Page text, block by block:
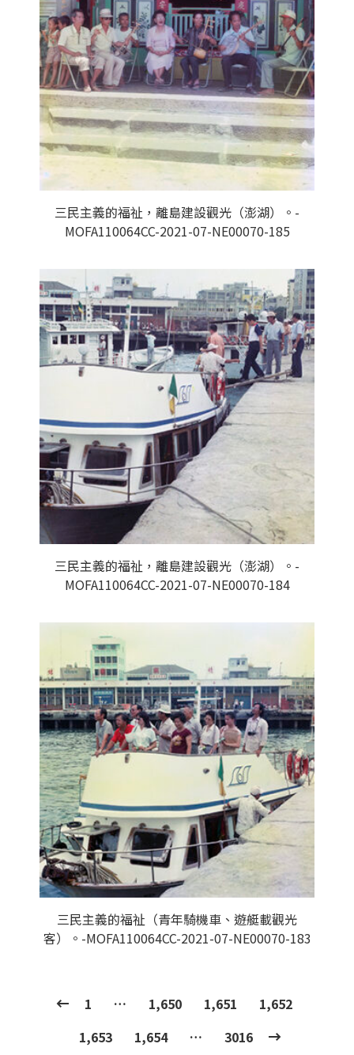
三民主義的福祉，離島建設觀光（澎湖）。-
MOFA110064CC-2021-07-NE00070-185
三民主義的福祉，離島建設觀光（澎湖）。-
MOFA110064CC-2021-07-NE00070-184
三民主義的福祉（青年騎機車、遊艇載觀光
客）。-MOFA110064CC-2021-07-NE00070-183
1 … 1,650 1,651
1,652
1,653
1,654 … 3016